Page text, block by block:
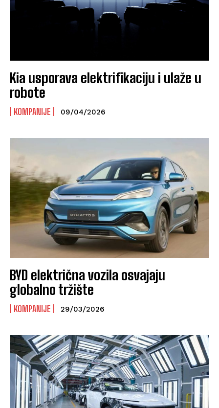
Kia usporava elektrifikaciju i ulaže u
robote
KOMPANIJE 09/04/2026
BYD električna vozila osvajaju
globalno tržište
KOMPANIJE 29/03/2026